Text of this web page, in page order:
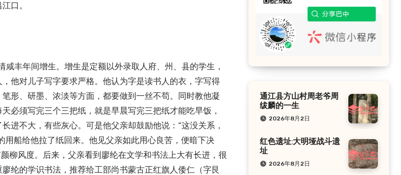
口。
丰年间增生。增生是定额以外录取人府、州、县的学生，
他对儿子写字要求严格。他认为字是读书人的衣，字写得
形、研墨、浓淡等方面，都要做到一丝不苟。同时教他凝
必须写完三个三把纸，就是早晨写完三把纸才能吃早饭，
进不大，有些灰心。可是他父亲却鼓励他说：“这没关系，
用船给他拉了纸回来。他见父亲如此用心良苦，便暗下决
柳风度。后来，父亲看到廖纶在文学和书法上大有长进，很
纶的学识书法，推荐给工部尚书蒙古正红旗人倭仁（字艮
通江县方山村周老爷周
绂麟的一生
2026年8月2日
红色遗址:大明垭战斗遗
址
2026年8月2日